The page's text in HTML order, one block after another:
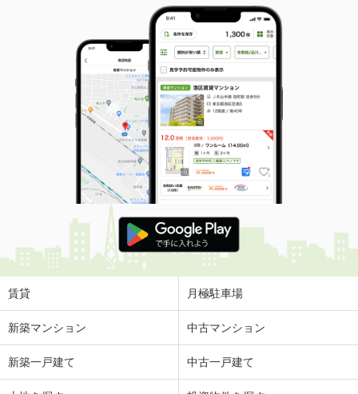
賃貸 月極駐車場
新築マンション 中古マンション
新築一戸建て 中古一戸建て